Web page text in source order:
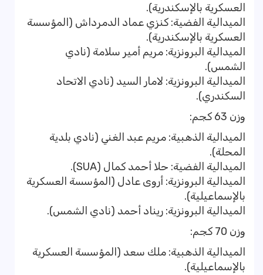
العسكرية بالإسكندرية).
الميدالية الفضية: كنزي عماد الدمرداش (المؤسسة
العسكرية بالإسكندرية).
الميدالية البرونزية: مريم أمير سلامة (نادي
الشمس).
الميدالية البرونزية: لامار السيد (نادي الاتحاد
السكندري).
وزن 63 كجم:
الميدالية الذهبية: مريم عبد الغني (نادي بلدية
المحلة).
الميدالية الفضية: حلا أحمد كمال (SUA).
الميدالية البرونزية: أروى عادل (المؤسسة العسكرية
بالإسماعيلية).
الميدالية البرونزية: ريناد أحمد (نادي الشمس).
وزن 70 كجم:
الميدالية الذهبية: ملك سعد (المؤسسة العسكرية
بالإسماعيلية).